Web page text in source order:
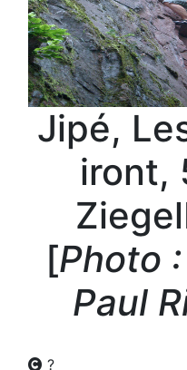
Jipé,
iront,
[Photo
Paul
?